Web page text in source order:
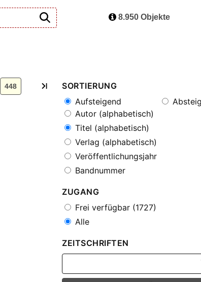
8.950 Objekte
448
SORTIERUNG
Aufsteigend
Autor (alphabetisch)
Titel (alphabetisch)
Verlag (alphabetisch)
Veröffentlichungsjahr
Bandnummer
ZUGANG
Frei verfügbar (1727)
Alle
ZEITSCHRIFTEN